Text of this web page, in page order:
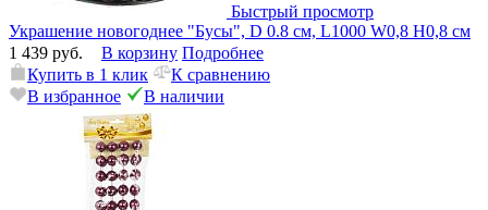
Быстрый просмотр
Украшение новогоднее "Бусы", D 0.8 см, L1000 W0,8 H0,8 см
1 439 руб.
В корзину Подробнее
Купить в 1 клик
К сравнению
В избранное
В наличии